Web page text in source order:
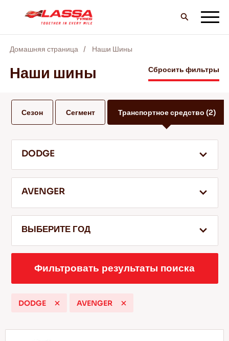
ВCE шины LASSA
БЛОГ И ВИДЕО
ОБСЛУЖИВАНИЕ И ПОМОЩЬ
Советы по вождению по снегу
Домашняя страница Наши Шины
Наши шины Сбросить фильтры
Сезон Сегмент Транспортное средство (2)
DODGE
AVENGER
ВЫБЕРИТЕ ГОД
Фильтровать результаты поиска
DODGE AVENGER